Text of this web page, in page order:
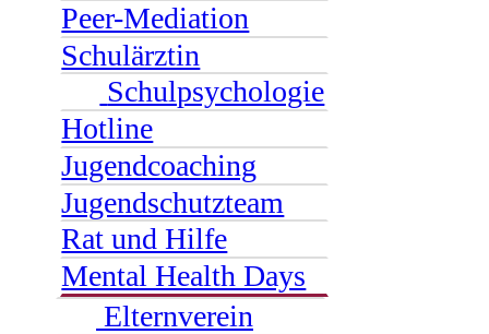
Peer-Mediation
Schulärztin
Schulpsychologie
Hotline
Jugendcoaching
Jugendschutzteam
Rat und Hilfe
Mental Health Days
Elternverein